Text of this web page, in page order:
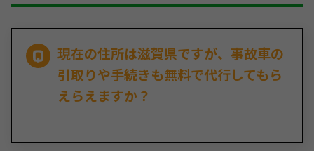
現在の住所は滋賀県ですが、事故車の
引取りや手続きも無料で代行してもら
えらえますか？